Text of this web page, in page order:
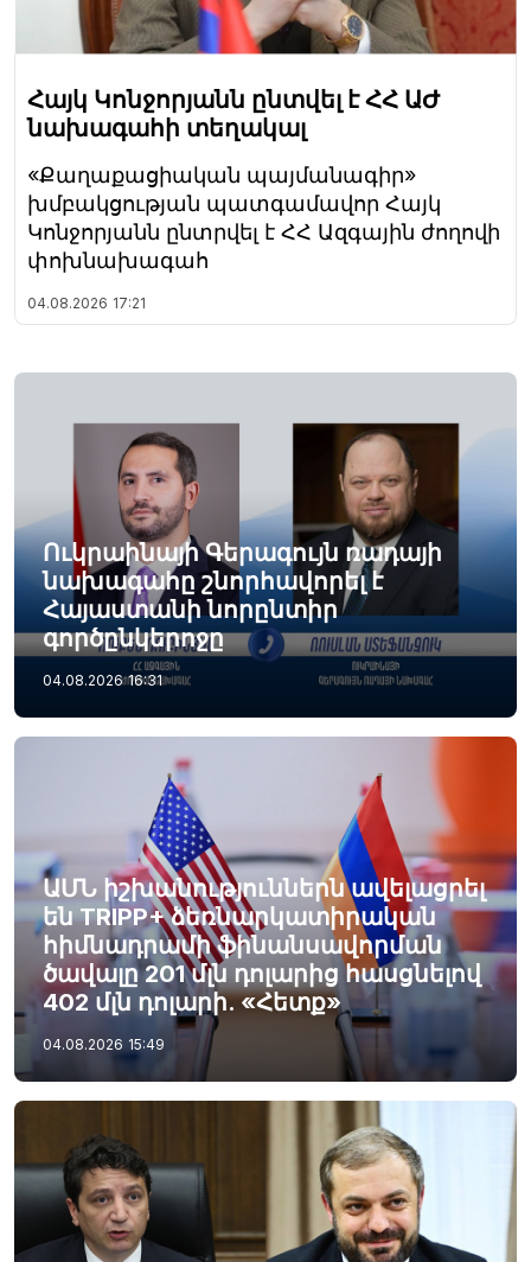
Հայկ Կոնջորյանն ընտվել է ՀՀ ԱԺ
նախագահի տեղակալ
«Քաղաքացիական պայմանագիր»
խմբակցության պատգամավոր Հայկ
Կոնջորյանն ընտրվել է ՀՀ Ազգային ժողովի
փոխնախագահ
04.08.2026 17:21
Ուկրաինայի Գերագույն ռադայի
նախագահը շնորհավորել է
Հայաստանի նորընտիր
գործընկերոջը
04.08.2026 16:31
ԱՄՆ իշխանություններն ավելացրել
են TRIPP+ ձեռնարկատիրական
հիմնադրամի ֆինանսավորման
ծավալը 201 մլն դոլարից հասցնելով
402 մլն դոլարի. «Հետք»
04.08.2026 15:49